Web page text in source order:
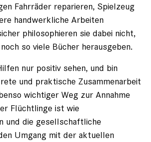
Fahrräder reparieren, Spielzeug
handwerkliche Arbeiten
philosophieren sie dabei nicht,
so viele Bücher herausgeben.
nur positiv sehen, und bin
und praktische Zusammenarbeit
wichtiger Weg zur Annahme
Flüchtlinge ist wie
und die gesellschaftliche
Umgang mit der aktuellen